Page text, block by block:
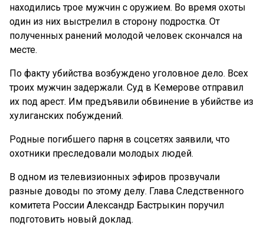
находились трое мужчин с оружием. Во время охоты
один из них выстрелил в сторону подростка. От
полученных ранений молодой человек скончался на
месте.
По факту убийства возбуждено уголовное дело. Всех
троих мужчин задержали. Суд в Кемерове отправил
их под арест. Им предъявили обвинение в убийстве из
хулиганских побуждений.
Родные погибшего парня в соцсетях заявили, что
охотники преследовали молодых людей.
В одном из телевизионных эфиров прозвучали
разные доводы по этому делу. Глава Следственного
комитета России Александр Бастрыкин поручил
подготовить новый доклад.